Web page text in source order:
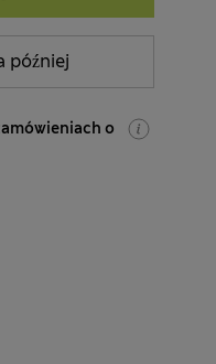
później
o